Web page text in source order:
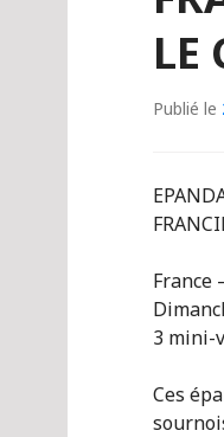
LE
Publié le
France
3 mini-
Ces